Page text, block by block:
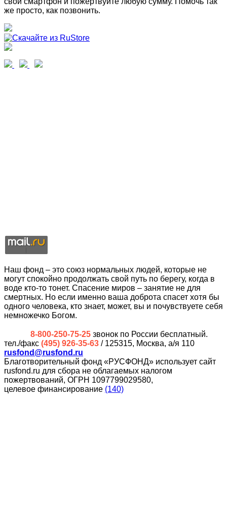
же просто, как позвонить.
Наш фонд – это союз нормальных людей, которые не
могут спокойно продолжать свой путь по берегу, когда в
воде кто-то тонет. Спасение миров – занятие не для
смертных. Но если именно ваша доброта спасет хотя бы
одного человека, кто знает, может, вы и почувствуете себя
немножечко Богом.
8-800-250-75-25 звонок по России бесплатный.
тел./факс (495) 926-35-63 / 125315, Москва, а/я 110
rusfond@rusfond.ru
Благотворительный фонд «РУСФОНД» использует сайт
rusfond.ru для сбора не облагаемых налогом
пожертвований, ОГРН 1097799029580,
целевое финансирование (140)